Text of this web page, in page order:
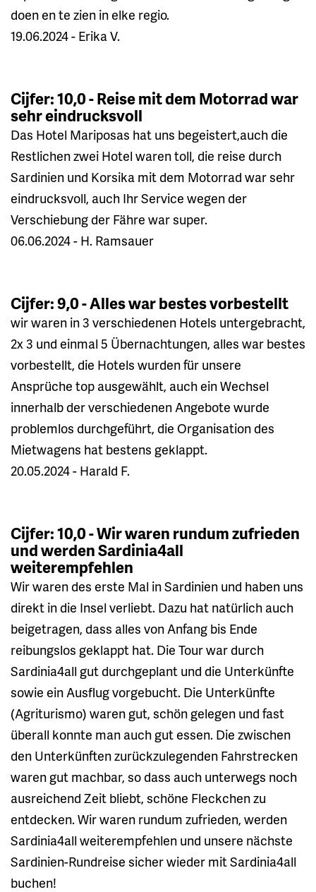
doen en te zien in elke regio.
19.06.2024 - Erika V.
Cijfer: 10,0 - Reise mit dem Motorrad war
sehr eindrucksvoll
Das Hotel Mariposas hat uns begeistert,auch die
Restlichen zwei Hotel waren toll, die reise durch
Sardinien und Korsika mit dem Motorrad war sehr
eindrucksvoll, auch Ihr Service wegen der
Verschiebung der Fähre war super.
06.06.2024 - H. Ramsauer
Cijfer: 9,0 - Alles war bestes vorbestellt
wir waren in 3 verschiedenen Hotels untergebracht,
2x 3 und einmal 5 Übernachtungen, alles war bestes
vorbestellt, die Hotels wurden für unsere
Ansprüche top ausgewählt, auch ein Wechsel
innerhalb der verschiedenen Angebote wurde
problemlos durchgeführt, die Organisation des
Mietwagens hat bestens geklappt.
20.05.2024 - Harald F.
Cijfer: 10,0 - Wir waren rundum zufrieden
und werden Sardinia4all
weiterempfehlen
Wir waren des erste Mal in Sardinien und haben uns
direkt in die Insel verliebt. Dazu hat natürlich auch
beigetragen, dass alles von Anfang bis Ende
reibungslos geklappt hat. Die Tour war durch
Sardinia4all gut durchgeplant und die Unterkünfte
sowie ein Ausflug vorgebucht. Die Unterkünfte
(Agriturismo) waren gut, schön gelegen und fast
überall konnte man auch gut essen. Die zwischen
den Unterkünften zurückzulegenden Fahrstrecken
waren gut machbar, so dass auch unterwegs noch
ausreichend Zeit bliebt, schöne Fleckchen zu
entdecken. Wir waren rundum zufrieden, werden
Sardinia4all weiterempfehlen und unsere nächste
Sardinien-Rundreise sicher wieder mit Sardinia4all
buchen!